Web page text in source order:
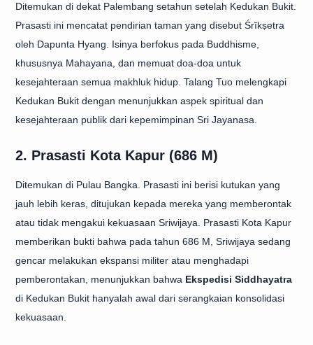
Ditemukan di dekat Palembang setahun setelah Kedukan Bukit.
Prasasti ini mencatat pendirian taman yang disebut Śrīkṣetra
oleh Dapunta Hyang. Isinya berfokus pada Buddhisme,
khususnya Mahayana, dan memuat doa-doa untuk
kesejahteraan semua makhluk hidup. Talang Tuo melengkapi
Kedukan Bukit dengan menunjukkan aspek spiritual dan
kesejahteraan publik dari kepemimpinan Sri Jayanasa.
2. Prasasti Kota Kapur (686 M)
Ditemukan di Pulau Bangka. Prasasti ini berisi kutukan yang
jauh lebih keras, ditujukan kepada mereka yang memberontak
atau tidak mengakui kekuasaan Sriwijaya. Prasasti Kota Kapur
memberikan bukti bahwa pada tahun 686 M, Sriwijaya sedang
gencar melakukan ekspansi militer atau menghadapi
pemberontakan, menunjukkan bahwa Ekspedisi Siddhayatra
di Kedukan Bukit hanyalah awal dari serangkaian konsolidasi
kekuasaan.